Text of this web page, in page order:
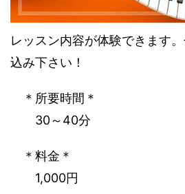
レッスン内容が体験できます
込み下さい！
‌ ＊所要時間＊
‌ ‌ 30～40分
‌ ＊料金＊
‌ ‌ 1,000円